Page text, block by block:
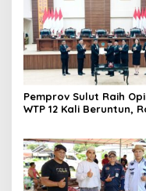
Pemprov Sulut Raih
WTP 12 Kali Beruntun,